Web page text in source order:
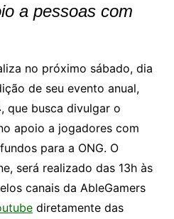
a pessoas com
no próximo sábado, dia
de seu evento anual,
, que busca divulgar o
apoio a jogadores com
para a ONG. O
será realizado das 13h às
canais da AbleGamers
diretamente das